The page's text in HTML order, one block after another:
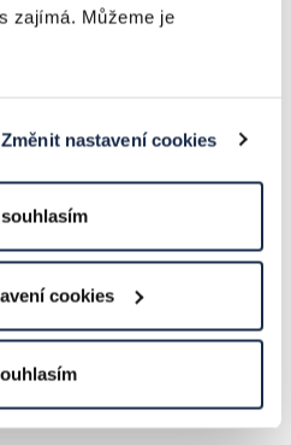
zajímá. Můžeme je
Změnit nastavení cookies
cookies
dráž než vlastní
že potřebují specifické
dat – nikdy nemigrujte
během přechodného
řešení, kdyby něco